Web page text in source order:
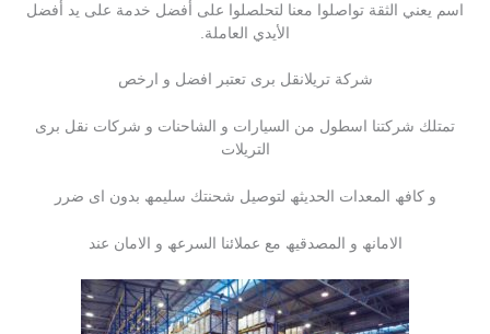
اسم يعني الثقة تواصلوا معنا لتحلصلوا على أفضل خدمة على يد أفضل
الأيدي العاملة.
شركة تريلانقل برى تعتبر افضل و ارخص
تمتلك شركتنا اسطول من السیارات و الشاحنات و شركات نقل برى
التریلات
و كافھ المعدات الحدیثھ لتوصیل شحنتك سلیمھ بدون اى ضرر
الامانھ و المصدقیھ مع عملائنا السرعھ و الامان عند